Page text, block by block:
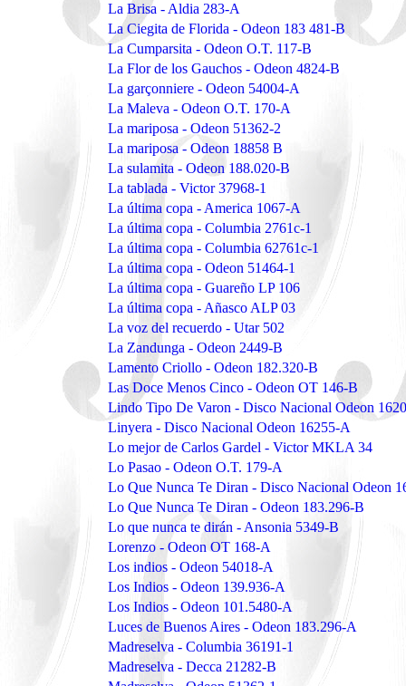
La Brisa - Aldia 283-A
La Ciegita de Florida - Odeon 183 481-B
La Cumparsita - Odeon O.T. 117-B
La Flor de los Gauchos - Odeon 4824-B
La garçonniere - Odeon 54004-A
La Maleva - Odeon O.T. 170-A
La mariposa - Odeon 51362-2
La mariposa - Odeon 18858 B
La sulamita - Odeon 188.020-B
La tablada - Victor 37968-1
La última copa - America 1067-A
La última copa - Columbia 2761c-1
La última copa - Columbia 62761c-1
La última copa - Odeon 51464-1
La última copa - Guareño LP 106
La última copa - Añasco ALP 03
La voz del recuerdo - Utar 502
La Zandunga - Odeon 2449-B
Lamento Criollo - Odeon 182.320-B
Las Doce Menos Cinco - Odeon OT 146-B
Lindo Tipo De Varon - Disco Nacional Odeon
Linyera - Disco Nacional Odeon 16255-A
Lo mejor de Carlos Gardel - Victor MKLA 34
Lo Pasao - Odeon O.T. 179-A
Lo Que Nunca Te Diran - Disco Nacional Odeon
Lo Que Nunca Te Diran - Odeon 183.296-B
Lo que nunca te dirán - Ansonia 5349-B
Lorenzo - Odeon OT 168-A
Los indios - Odeon 54018-A
Los Indios - Odeon 139.936-A
Los Indios - Odeon 101.5480-A
Luces de Buenos Aires - Odeon 183.296-A
Madreselva - Columbia 36191-1
Madreselva - Decca 21282-B